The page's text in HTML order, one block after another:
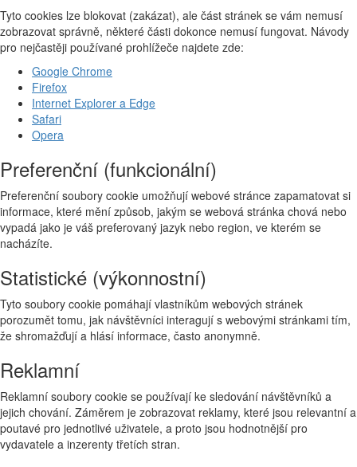
Tyto cookies lze blokovat (zakázat), ale část stránek se vám nemusí
zobrazovat správně, některé části dokonce nemusí fungovat. Návody
pro nejčastěji používané prohlížeče najdete zde:
Google Chrome
Firefox
Internet Explorer a Edge
Safari
Opera
Preferenční (funkcionální)
Preferenční soubory cookie umožňují webové stránce zapamatovat si
informace, které mění způsob, jakým se webová stránka chová nebo
vypadá jako je váš preferovaný jazyk nebo region, ve kterém se
nacházíte.
Statistické (výkonnostní)
Tyto soubory cookie pomáhají vlastníkům webových stránek
porozumět tomu, jak návštěvníci interagují s webovými stránkami tím,
že shromažďují a hlásí informace, často anonymně.
Reklamní
Reklamní soubory cookie se používají ke sledování návštěvníků a
jejich chování. Záměrem je zobrazovat reklamy, které jsou relevantní a
poutavé pro jednotlivé uživatele, a proto jsou hodnotnější pro
vydavatele a inzerenty třetích stran.